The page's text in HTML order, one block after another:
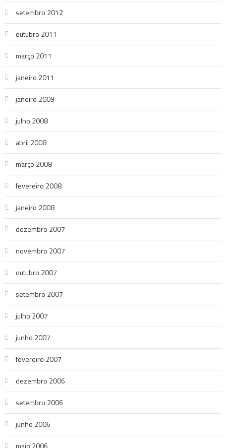
setembro 2012
outubro 2011
março 2011
janeiro 2011
janeiro 2009
julho 2008
abril 2008
março 2008
fevereiro 2008
janeiro 2008
dezembro 2007
novembro 2007
outubro 2007
setembro 2007
julho 2007
junho 2007
fevereiro 2007
dezembro 2006
setembro 2006
junho 2006
maio 2006